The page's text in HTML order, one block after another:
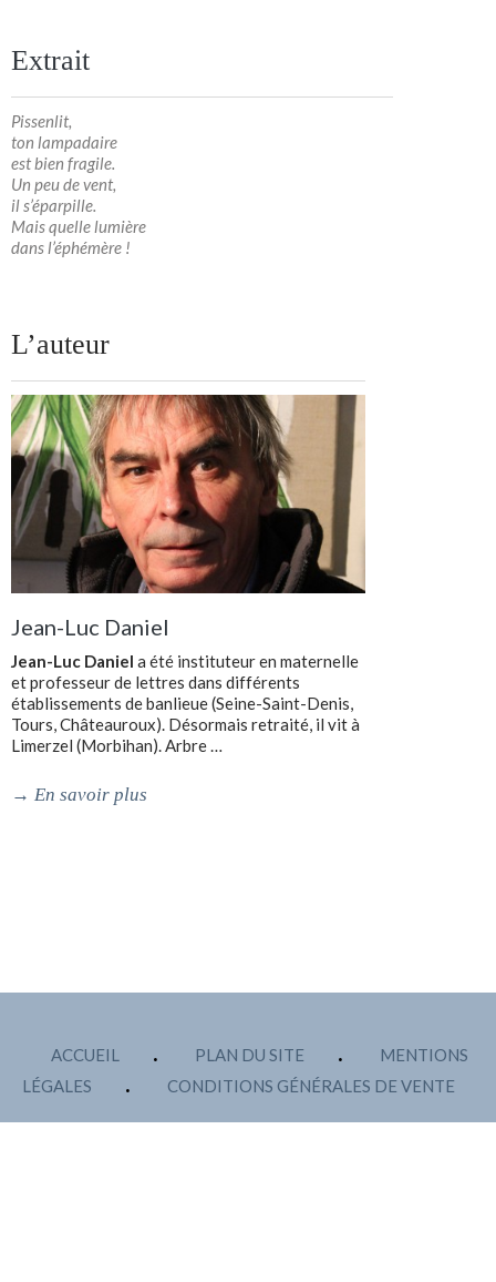
Extrait
Pissenlit,
ton lampadaire
est bien fragile.
Un peu de vent,
il s’éparpille.
Mais quelle lumière
dans l’éphémère !
L’auteur
Jean-Luc Daniel
Jean-Luc Daniel a été instituteur en maternelle
et professeur de lettres dans différents
établissements de banlieue (Seine-Saint-Denis,
Tours, Châteauroux). Désormais retraité, il vit à
Limerzel (Morbihan). Arbre …
→ En savoir plus
ACCUEIL PLAN DU SITE
MENTIONS
LÉGALES
CONDITIONS GÉNÉRALES DE VENTE